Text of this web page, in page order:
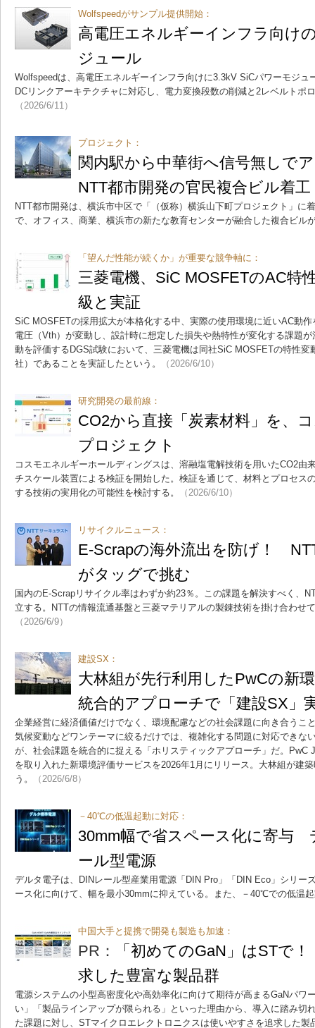
Wolfspeedがサンプル提供開始：
高電圧エネルギーインフラ向け
ジュール
Wolfspeedは、高電圧エネルギーインフラ向けに3.3kV SiCパワーモジュ
DCリンクアーキテクチャに対応し、電力変換段数の削減と2レベルトポ
（2026/6/11）
プロジェクト：
関内駅から中華街へ信号無し
NTT都市開発の官民複合ビル着工
NTT都市開発は、横浜市中区で「（仮称）横浜山下町プロジェクト」に
で、オフィス、商業、横浜市の新たな教育センターが融合した複合ビル
「望んだ性能が続くか」が重要な競争軸に：
三菱電機、SiC MOSFETのAC特
級と実証
SiC MOSFETの採用拡大が本格化する中、実際の使用環境に近いAC動
電圧（Vth）が変動し、設計時に想定した損失や熱特性が変化する課題
動を評価するDGS試験において、三菱電機は同社SiC MOSFETの特性変
社）であることを実証したという。
（2026/6/10）
研究開発の最前線：
CO2から直接「炭素材料」を、
プロジェクト
コスモエネルギーホールディングスは、溶融塩電解技術を用いたCO2由
チスケール装置による検証を開始した。検証を通じて、材料とプロセス
する技術の実用化の可能性を検討する。
（2026/6/10）
リサイクルニュース：
E-Scrapの海外流出を防げ！
がタッグで挑む
国内のE-Scrapリサイクル率はわずか約23％。この課題を解決すべく、
立する。NTTの情報流通基盤と三菱マテリアルの製錬技術を掛け合わ
（2026/6/9）
建設SX：
大林組が先行利用したPwCの
統合的アプローチで「建設SX」
企業経営に経済価値だけでなく、環境配慮などの社会課題に向き合うこ
気候変動などワンテーマに絞るだけでは、複雑化する問題に対応できな
が、社会課題を統合的に捉える「ホリスティックアプローチ」だ。PwC
を取り入れた新環境評価サービスを2026年1月にリリース。大林組が建
う。
（2026/6/8）
－40℃の低温起動に対応：
30mm幅で省スペース化に寄与
ール型電源
デルタ電子は、DINレール型産業用電源「DIN Pro」「DIN Eco」シリー
ース化に向けて、幅を最小30mmに抑えている。また、－40℃での低温
中国大手と提携で開発も製造も加速：
PR：
「初めてのGaN」はSTで
求した豊富な製品群
電源システムの小型高密度化や高効率化に向けて期待が高まるGaNパワ
い」「製品ラインアップが限られる」といった理由から、導入に踏み切
た課題に対し、STマイクロエレクトロニクスは使いやすさを追求した製